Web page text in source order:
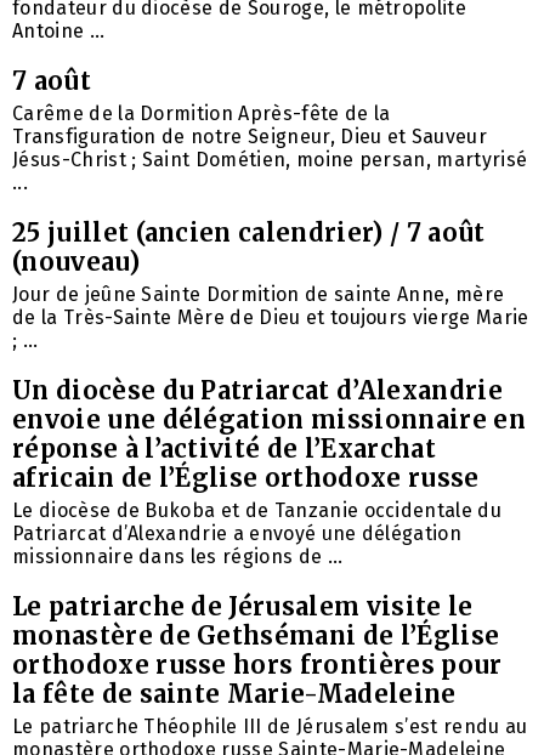
fondateur du diocèse de Souroge, le métropolite
Antoine ...
7 août
Carême de la Dormition Après-fête de la
Transfiguration de notre Seigneur, Dieu et Sauveur
Jésus-Christ ; Saint Dométien, moine persan, martyrisé
...
25 juillet (ancien calendrier) / 7 août
(nouveau)
Jour de jeûne Sainte Dormition de sainte Anne, mère
de la Très-Sainte Mère de Dieu et toujours vierge Marie
; ...
Un diocèse du Patriarcat d’Alexandrie
envoie une délégation missionnaire en
réponse à l’activité de l’Exarchat
africain de l’Église orthodoxe russe
Le diocèse de Bukoba et de Tanzanie occidentale du
Patriarcat d’Alexandrie a envoyé une délégation
missionnaire dans les régions de ...
Le patriarche de Jérusalem visite le
monastère de Gethsémani de l’Église
orthodoxe russe hors frontières pour
la fête de sainte Marie-Madeleine
Le patriarche Théophile III de Jérusalem s’est rendu au
monastère orthodoxe russe Sainte-Marie-Madeleine